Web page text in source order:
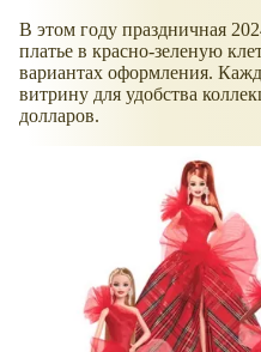
В этом году праздничная
платье в красно-зеленую
вариантах оформления.
витрину для удобства
долларов.